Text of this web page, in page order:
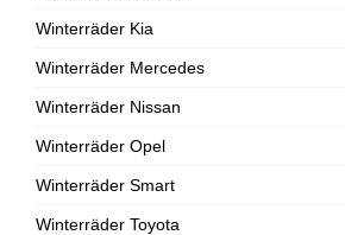
Winterräder Kia
Winterräder Mercedes
Winterräder Nissan
Winterräder Opel
Winterräder Smart
Winterräder Toyota